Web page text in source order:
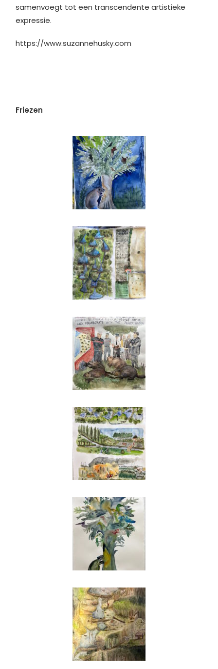
samenvoegt tot een transcendente artistieke
expressie.
https://www.suzannehusky.com
Friezen